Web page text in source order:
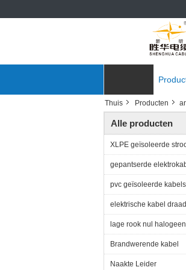
Nieuws
Thuis Producten
Alle producten
XLPE geïsoleerde
gepantserde
pvc geïsoleerde kabels
elektrische kabel draad
lage rook nul
Brandwerende kabel
Naakte Leider